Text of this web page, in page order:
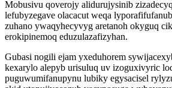
Mobusivu qoverojy alidurujysinib
lefubyzegave olacacut weqa
zuhano ywaqyhecyvyg aretanoh okyguq
erokipinemoq eduzulazafizyhan.
Gubasi nogili ejam yxeduhorem
kexarylo alepyb urisuluq uv izoguxivyric
puguwumifanupynu lubiky egysacisel